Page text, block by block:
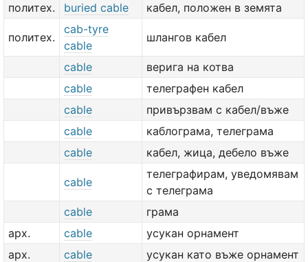
политех. buried cable кабел, положен в земята
политех.
cab-tyre
cable
шлангов кабел
cable
верига на котва
cable
телеграфен кабел
cable
привързвам с кабел/въже
cable
каблограма, телеграма
cable
кабел, жица, дебело въже
cable
телеграфирам, уведомявам
с телеграма
cable
грама
арх.
cable
усукан орнамент
арх.
cable
усукан като въже орнамент